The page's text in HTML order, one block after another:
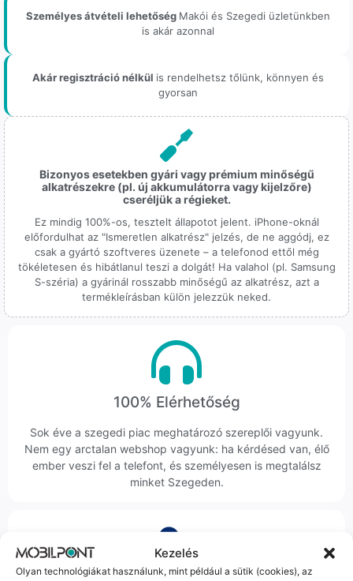
Kezelés
Olyan technológiákat használunk, mint például a sütik (cookies), az
Személyes átvételi lehetőség Makói és Szegedi üzletünkben
is akár azonnal
Akár regisztráció nélkül is rendelhetsz tőlünk, könnyen és
gyorsan
Bizonyos esetekben gyári vagy prémium minőségű
alkatrészekre (pl. új akkumulátorra vagy kijelzőre)
cseréljük a régieket.
Ez mindig 100%-os, tesztelt állapotot jelent. iPhone-oknál
előfordulhat az "Ismeretlen alkatrész" jelzés, de ne aggódj, ez
csak a gyártó szoftveres üzenete – a telefonod ettől még
tökéletesen és hibátlanul teszi a dolgát! Ha valahol (pl. Samsung
S-széria) a gyárinál rosszabb minőségű az alkatrész, azt a
termékleírásban külön jelezzük neked.
100% Elérhetőség
Sok éve a szegedi piac meghatározó szereplői vagyunk.
Nem egy arctalan webshop vagyunk: ha kérdésed van, élő
ember veszi fel a telefont, és személyesen is megtalálsz
minket Szegeden.